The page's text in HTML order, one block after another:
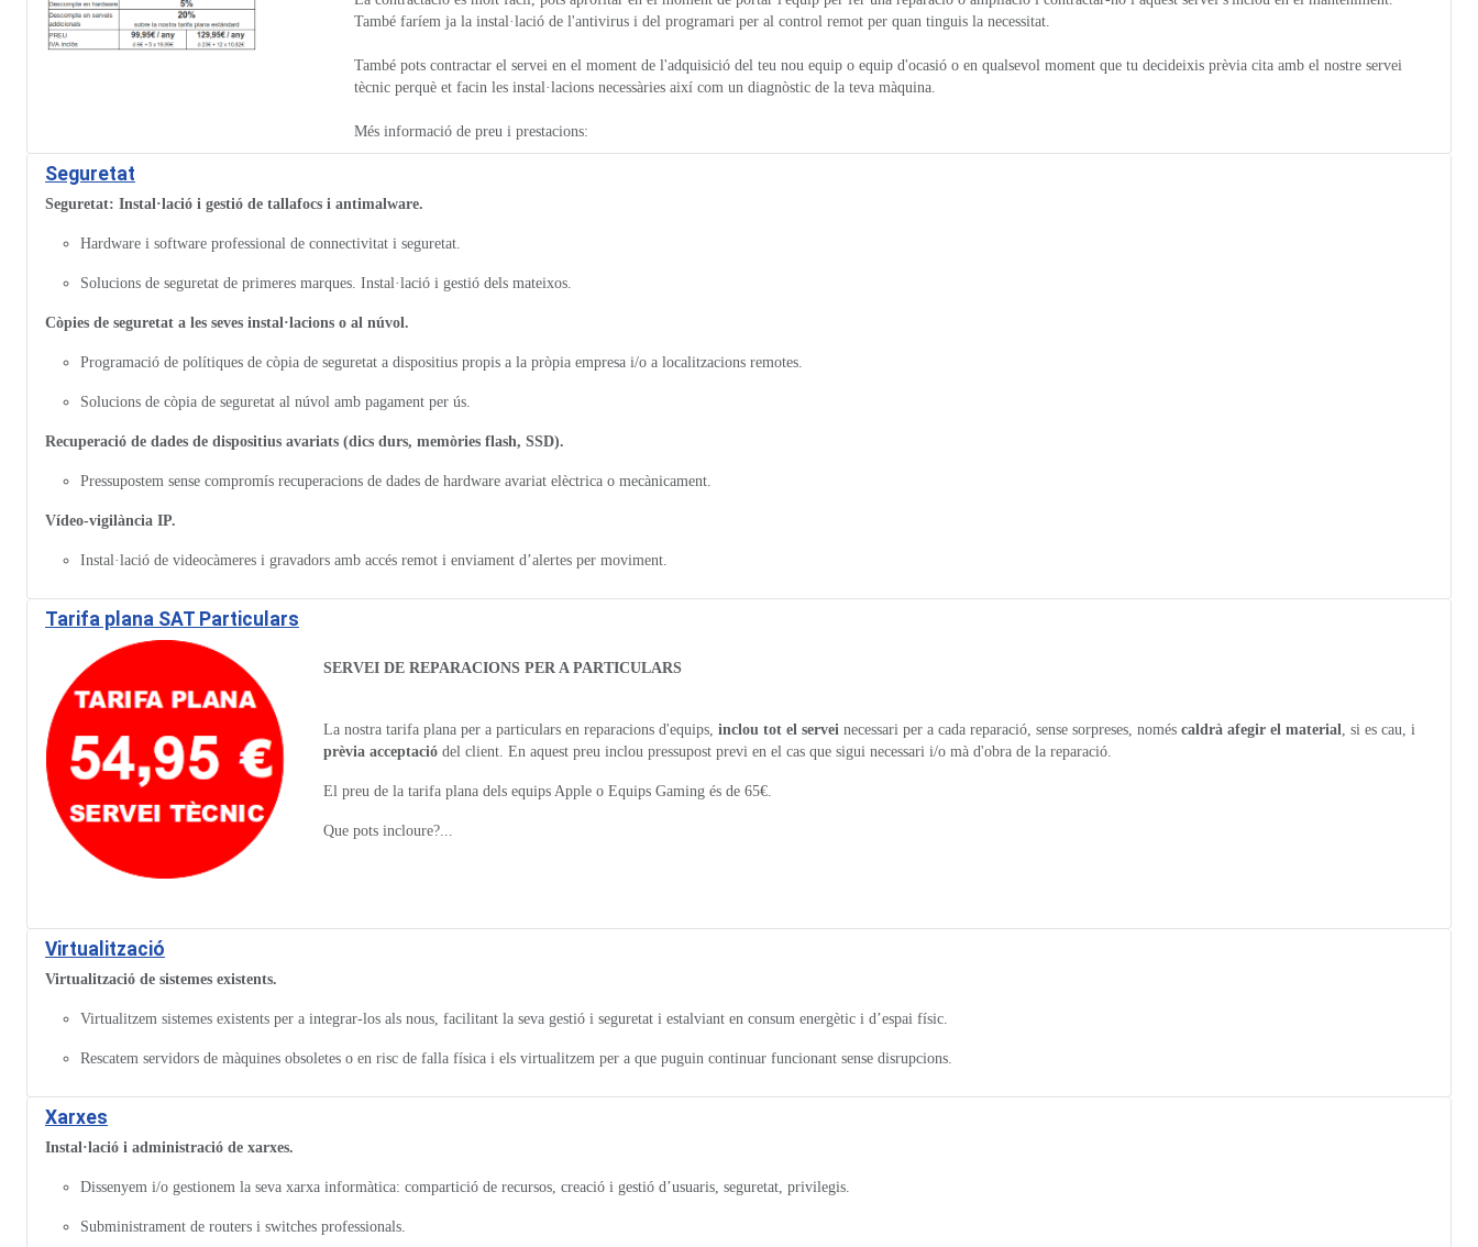
També faríem ja la instal·lació de l'antivirus i del programari per al control remot per quan tinguis la necessitat.
També pots contractar el servei en el moment de l'adquisició del teu nou equip o equip d'ocasió o en qualsevol moment que tu decideixis prèvia cita amb el nostre servei
tècnic perquè et facin les instal·lacions necessàries així com un diagnòstic de la teva màquina.
Més informació de preu i prestacions:
Seguretat
Seguretat: Instal·lació i gestió de tallafocs i antimalware.
Hardware i software professional de connectivitat i seguretat.
Solucions de seguretat de primeres marques. Instal·lació i gestió dels mateixos.
Còpies de seguretat a les seves instal·lacions o al núvol.
Programació de polítiques de còpia de seguretat a dispositius propis a la pròpia empresa i/o a localitzacions remotes.
Solucions de còpia de seguretat al núvol amb pagament per ús.
Recuperació de dades de dispositius avariats (dics durs, memòries flash, SSD).
Pressupostem sense compromís recuperacions de dades de hardware avariat elèctrica o mecànicament.
Vídeo-vigilància IP.
Instal·lació de videocàmeres i gravadors amb accés remot i enviament d’alertes per moviment.
Tarifa plana SAT Particulars
SERVEI DE REPARACIONS PER A PARTICULARS
La nostra tarifa plana per a particulars en reparacions d'equips, inclou tot el servei necessari per a cada reparació, sense sorpreses, només caldrà afegir el material, si es cau, i
prèvia acceptació del client. En aquest preu inclou pressupost previ en el cas que sigui necessari i/o mà d'obra de la reparació.
El preu de la tarifa plana dels equips Apple o Equips Gaming és de 65€.
Que pots incloure?...
Virtualització
Virtualització de sistemes existents.
Virtualitzem sistemes existents per a integrar-los als nous, facilitant la seva gestió i seguretat i estalviant en consum energètic i d’espai físic.
Rescatem servidors de màquines obsoletes o en risc de falla física i els virtualitzem per a que puguin continuar funcionant sense disrupcions.
Xarxes
Instal·lació i administració de xarxes.
Dissenyem i/o gestionem la seva xarxa informàtica: compartició de recursos, creació i gestió d’usuaris, seguretat, privilegis.
Subministrament de routers i switches professionals.